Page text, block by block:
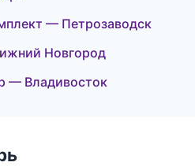
— Петрозаводск
Новгород
— Владивосток